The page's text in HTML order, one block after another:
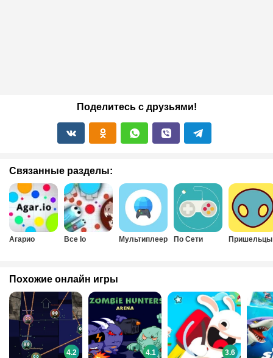
Поделитесь с друзьями!
Связанные разделы:
Агарио Все Io Мультиплеер По Сети Пришельцы
Похожие онлайн игры
4.2 4.1 3.6